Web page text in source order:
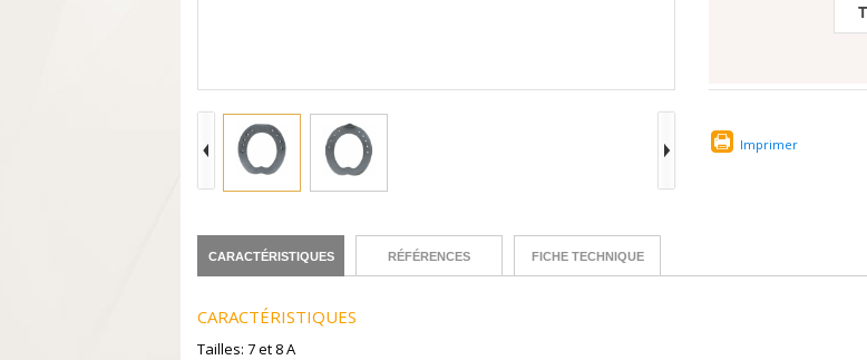
Imprimer
CARACTÉRISTIQUES RÉFÉRENCES FICHE TECHNIQUE
CARACTÉRISTIQUES
Tailles: 7 et 8 A